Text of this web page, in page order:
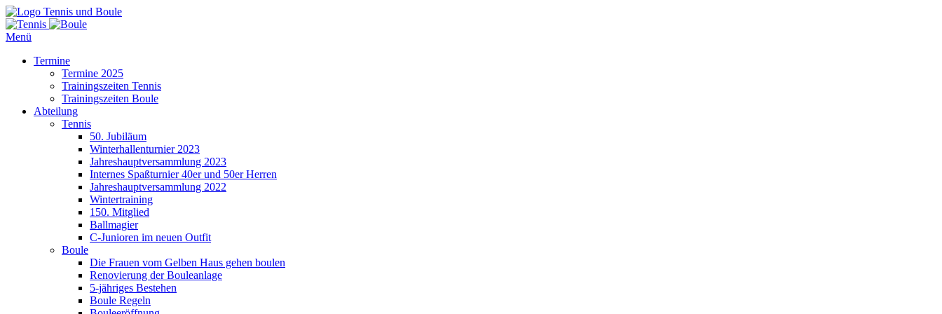
Tennis und Boule
Menü
Termine
Termine 2025
Trainingszeiten Tennis
Trainingszeiten Boule
Abteilung
Tennis
50. Jubiläum
Winterhallenturnier 2023
Jahreshauptversammlung 2023
Internes Spaßturnier 40er und 50er Herren
Jahreshauptversammlung 2022
Wintertraining
150. Mitglied
Ballmagier
C-Junioren im neuen Outfit
Boule
Die Frauen vom Gelben Haus gehen boulen
Renovierung der Bouleanlage
5-jähriges Bestehen
Boule Regeln